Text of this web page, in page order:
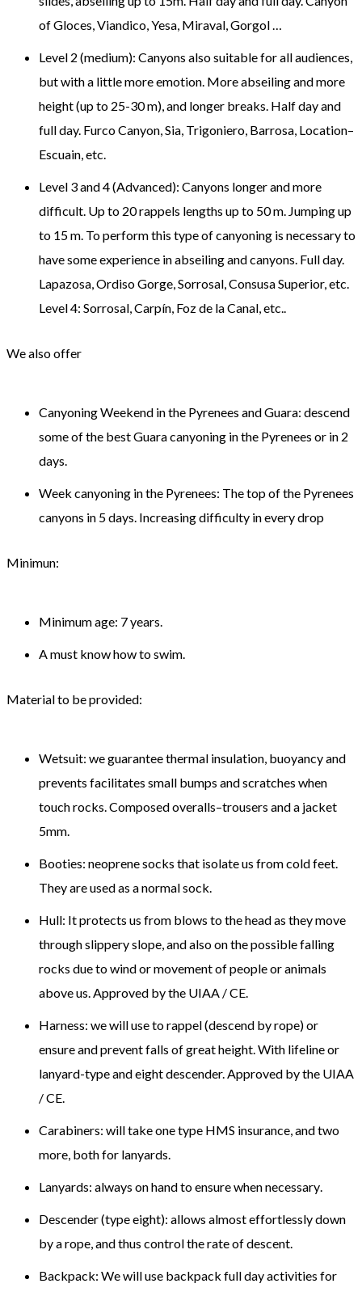
ofGloces,Viandico,Yesa, Miraval,Gorgol…
Level 2 (medium): Canyons also suitable forall audiences,
butwith a little moreemotion. Moreabseilingandmore
height(up to 25-30m),and longer breaks. Half dayand
full day. FurcoCanyon,Sia, Trigoniero, Barrosa, Location–
Escuain,etc.
Level 3and 4 (Advanced): Canyons longer andmore
difficult. Up to 20rappels lengths up to 50m. Jumpingup
to 15m. To perform this typeofcanyoning is necessary to
havesome experience inabseilingand canyons. Full day.
Lapazosa,OrdisoGorge,Sorrosal,ConsusaSuperior,etc.
Level 4: Sorrosal,Carpín, Fozde la Canal,etc..
We also offer
Canyoning Weekend in the Pyrenees andGuara: descend
some of the bestGuaracanyoning in the Pyrenees or in 2
days.
Week canyoning in the Pyrenees: Thetopof the Pyrenees
canyons in 5days. Increasing difficulty ineverydrop
Minimun:
Minimum age: 7 years.
A must know how to swim.
Materialto be provided:
Wetsuit: weguaranteethermal insulation, buoyancyand
prevents facilitates small bumps and scratches when
touchrocks.Composedoveralls–trousers and a jacket
5mm.
Booties: neoprenesocks that isolate us fromcold feet.
They are used as a normal sock.
Hull: It protects us from blows to the headas they move
throughslippery slope,andalso on the possiblefalling
rocks dueto wind ormovement of peopleor animals
above us.Approved bythe UIAA /CE.
Harness: we will useto rappel(descend byrope)or
ensureandprevent falls of great height.With lifeline or
lanyard-typeandeightdescender.Approved bythe UIAA
/CE.
Carabiners: will takeonetype HMS insurance,and two
more, bothfor lanyards.
Lanyards: always on hand toensurewhen necessary.
Descender(typeeight): allows almost effortlesslydown
bya rope,and thus controlthe rate of descent.
Backpack: We will use backpack full dayactivities for